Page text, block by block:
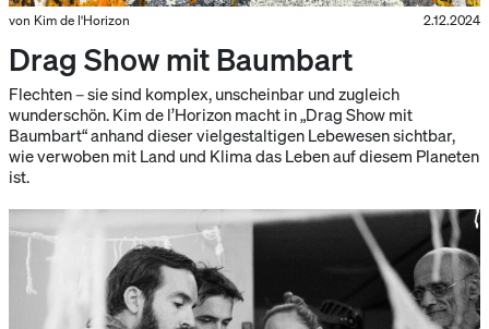
von Kim de l'Horizon 2.12.2024
Drag Show mit Baumbart
Flechten – sie sind komplex, unscheinbar und zugleich
wunderschön. Kim de l’Horizon macht in „Drag Show mit
Baumbart“ anhand dieser vielgestaltigen Lebewesen sichtbar,
wie verwoben mit Land und Klima das Leben auf diesem Planeten
ist.